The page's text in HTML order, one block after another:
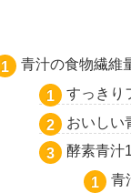
青汁の食物繊維
すっきり
おいしい
酵素青汁
青